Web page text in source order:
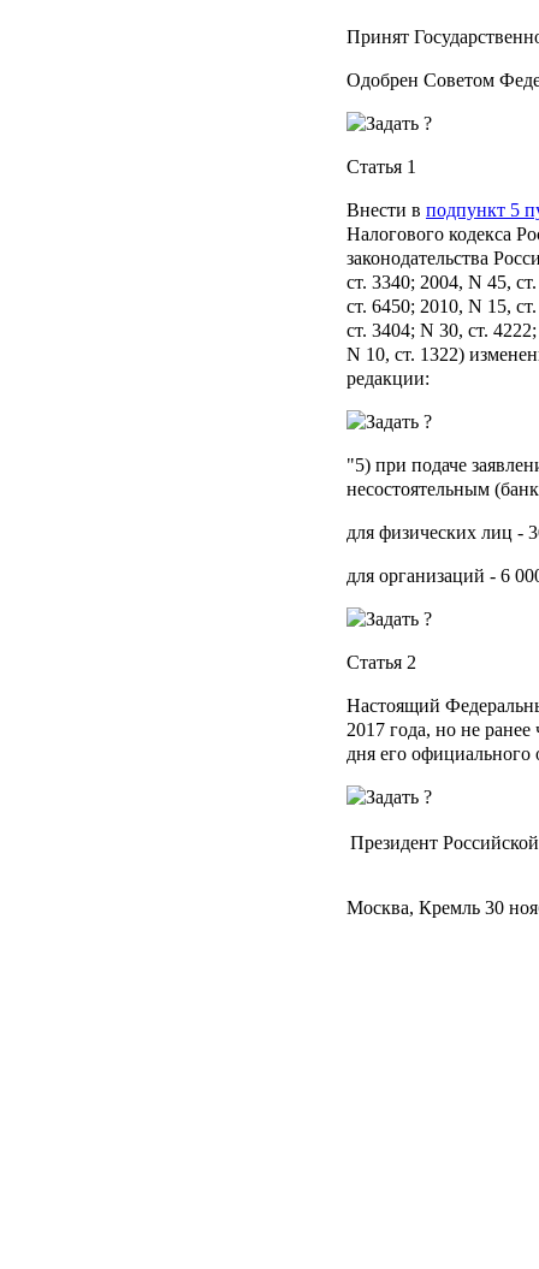
Принят
Одобрен Советом
Статья 1
Внести в подпункт 5
Налогового кодекса
законодательства
ст. 3340; 2004, N 45,
ст. 6450; 2010, N 15,
ст. 3404; N 30, ст.
N 10, ст. 1322)
редакции:
"5) при подаче
несостоятельным
для физических лиц -
для организаций - 6
Статья 2
Настоящий
2017 года, но не
дня его официального
Президент
Москва, Кремль 30